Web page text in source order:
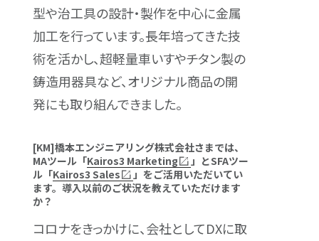
型や治工具の設計・製作を中心に金属
加工を行っています。長年培ってきた技
術を活かし、超軽量車いすやチタン製の
鋳造用器具など、オリジナル商品の開
発にも取り組んできました。
[KM]橋本エンジニアリング株式会社さまでは、
MAツール「Kairos3 Marketing
」とSFAツー
ル「Kairos3 Sales
」をご活用いただいてい
ます。導入以前のご状況を教えていただけます
か？
コロナをきっかけに、会社としてDXに取